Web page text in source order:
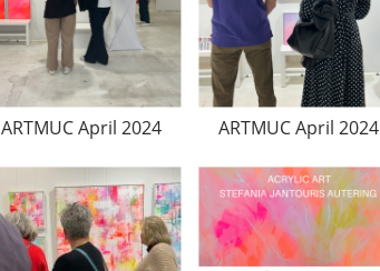
ARTMUC April 2024 ARTMUC April 2024